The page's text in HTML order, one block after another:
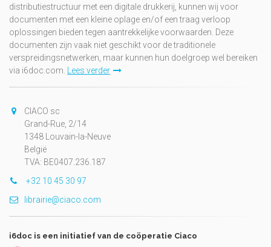
distributiestructuur met een digitale drukkerij, kunnen wij voor
documenten met een kleine oplage en/of een traag verloop
oplossingen bieden tegen aantrekkelijke voorwaarden. Deze
documenten zijn vaak niet geschikt voor de traditionele
verspreidingsnetwerken, maar kunnen hun doelgroep wel bereiken
via i6doc.com. Lees verder
CIACO sc
Grand-Rue, 2/14
1348 Louvain-la-Neuve
België
TVA: BE0407.236.187
+32 10 45 30 97
librairie@ciaco.com
i6doc is een initiatief van de coöperatie Ciaco